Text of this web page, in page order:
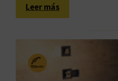
Leer más:
E
u
v